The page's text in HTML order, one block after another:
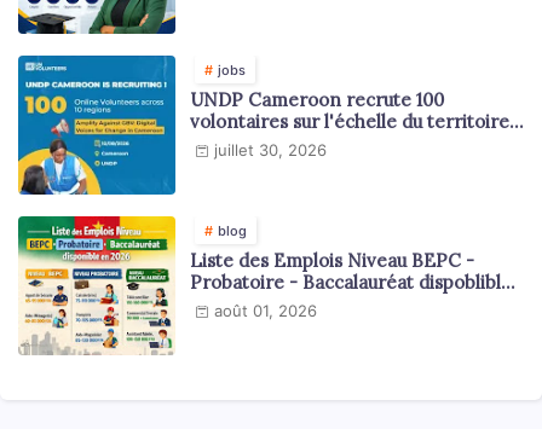
jobs
UNDP Cameroon recrute 100
volontaires sur l'échelle du territoire
national
juillet 30, 2026
blog
Liste des Emplois Niveau BEPC -
Probatoire - Baccalauréat dispoblible
en 2026
août 01, 2026